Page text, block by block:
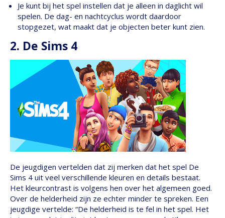
Je kunt bij het spel instellen dat je alleen in daglicht wil
spelen. De dag- en nachtcyclus wordt daardoor
stopgezet, wat maakt dat je objecten beter kunt zien.
2. De Sims 4
De jeugdigen vertelden dat zij merken dat het spel De
Sims 4 uit veel verschillende kleuren en details bestaat.
Het kleurcontrast is volgens hen over het algemeen goed.
Over de helderheid zijn ze echter minder te spreken. Een
jeugdige vertelde: “De helderheid is te fel in het spel. Het